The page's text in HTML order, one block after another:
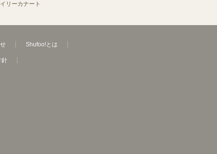
リーカナート
Shufoo!とは
針